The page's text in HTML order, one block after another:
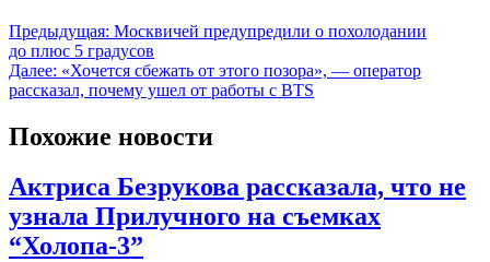
Предыдущая: Москвичей предупредили о похолодании
до плюс 5 градусов
Далее: «Хочется сбежать от этого позора», — оператор
рассказал, почему ушел от работы с BTS
Похожие новости
Актриса Безрукова рассказала, что не
узнала Прилучного на съемках
“Холопа-3”